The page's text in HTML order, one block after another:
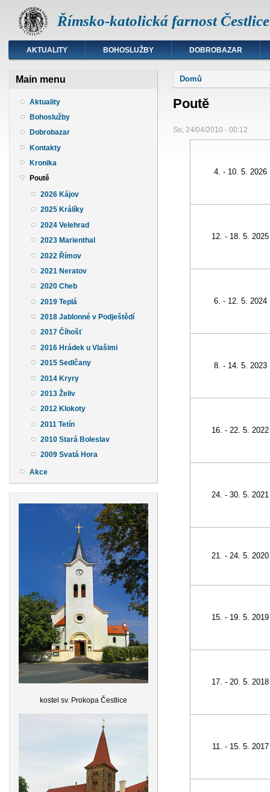
Římsko-katolická farnost Čestlice
AKTUALITY BOHOSLUŽBY DOBROBAZAR
Main menu
Aktuality
Bohoslužby
Dobrobazar
Kontakty
Kronika
Poutě
2026 Kájov
2025 Králíky
2024 Velehrad
2023 Marienthal
2022 Římov
2021 Neratov
2020 Cheb
2019 Teplá
2018 Jablonné v Podještědí
2017 Číhošť
2016 Hrádek u Vlašimi
2015 Sedlčany
2014 Kryry
2013 Želiv
2012 Klokoty
2011 Tetín
2010 Stará Boleslav
2009 Svatá Hora
Akce
kostel sv. Prokopa Čestlice
Jste zde
Domů
Poutě
So, 24/04/2010 - 00:12
4. - 10. 5. 2026
12. - 18. 5. 2025
6. - 12. 5. 2024
8. - 14. 5. 2023
16. - 22. 5. 2022
24. - 30. 5. 2021
21. - 24. 5. 2020
15. - 19. 5. 2019
17. - 20. 5. 2018
11. - 15. 5. 2017